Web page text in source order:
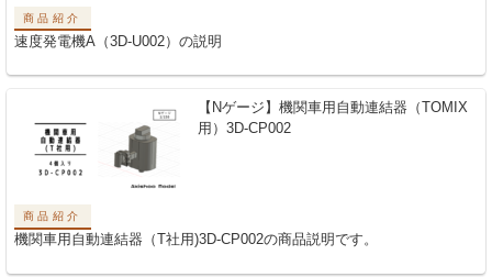
商品紹介
速度発電機A（3D-U002）の説明
商品紹介
【Nゲージ】機関車用自動連結器（TOMIX
用）3D-CP002
機関車用自動連結器（T社用)3D-CP002の商品説明です。